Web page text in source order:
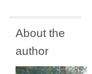
About the
author